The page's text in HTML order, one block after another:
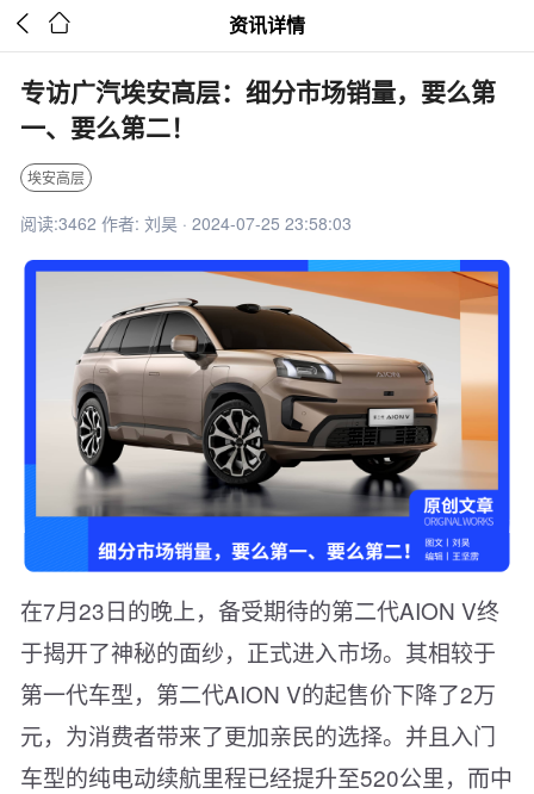
  资讯详情
专访广汽埃安高层：细分市场销量，要么第
一、要么第二！
埃安高层
阅读:3462 作者: 刘昊 · 2024-07-25 23:58:03
在7月23日的晚上，备受期待的第二代AION V终
于揭开了神秘的面纱，正式进入市场。其相较于
第一代车型，第二代AION V的起售价下降了2万
元，为消费者带来了更加亲民的选择。并且入门
车型的纯电动续航里程已经提升至520公里，而中